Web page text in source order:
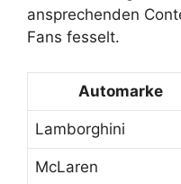
ansprechenden
Fans fesselt.
Automarke
Lamborghini
McLaren